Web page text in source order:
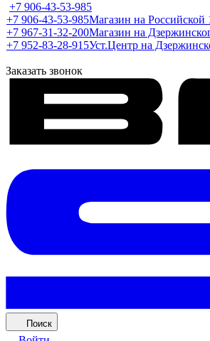
+7 906-43-53-985
+7 906-43-53-985Магазин на Российской
+7 967-31-32-200Магазин на
+7 952-83-28-915Уст.Центр на
Заказать звонок
Поиск